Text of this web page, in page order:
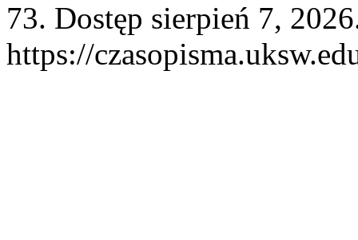
73. Dostęp sierpień 7,
https://